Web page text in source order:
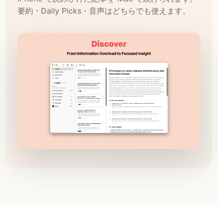
要約・Daily Picks・音声はどちらでも使えます。